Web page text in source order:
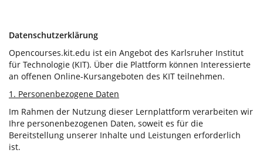
Datenschutzerklärung
Opencourses.kit.edu ist ein Angebot des Karlsruher Institut
für Technologie (KIT). Über die Plattform können Interessierte
an offenen Online-Kursangeboten des KIT teilnehmen.
1. Personenbezogene Daten
Im Rahmen der Nutzung dieser Lernplattform verarbeiten wir
Ihre personenbezogenen Daten, soweit es für die
Bereitstellung unserer Inhalte und Leistungen erforderlich
ist.